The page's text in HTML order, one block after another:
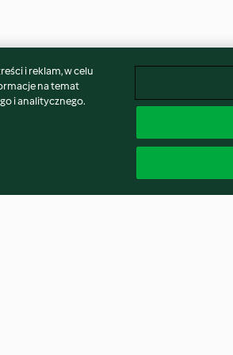
i reklam, w celu
na temat
i analitycznego.